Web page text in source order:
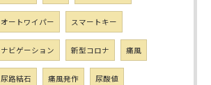
オートワイパー スマートキー
ナビゲーション 新型コロナ 痛風
尿路結石 痛風発作 尿酸値